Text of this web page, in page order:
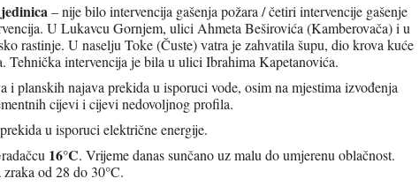
– nije bilo intervencija gašenja požara / četiri intervencije gašenje
U Lukavcu Gornjem, ulici Ahmeta Beširovića (Kamberovača)i u
rastinje. U naselju Toke (Čuste) vatra je zahvatila šupu, dio krova kuće
Tehnička intervencija je bila u ulici Ibrahima Kapetanovića.
i planskih najava prekida u isporuci vode, osim na mjestima izvođenja
cijevi i cijevi nedovoljnog profila.
u isporuci električne energije.
16°C. Vrijeme danas sunčano uz malu do umjerenu oblačnost.
od 28 do 30°C.